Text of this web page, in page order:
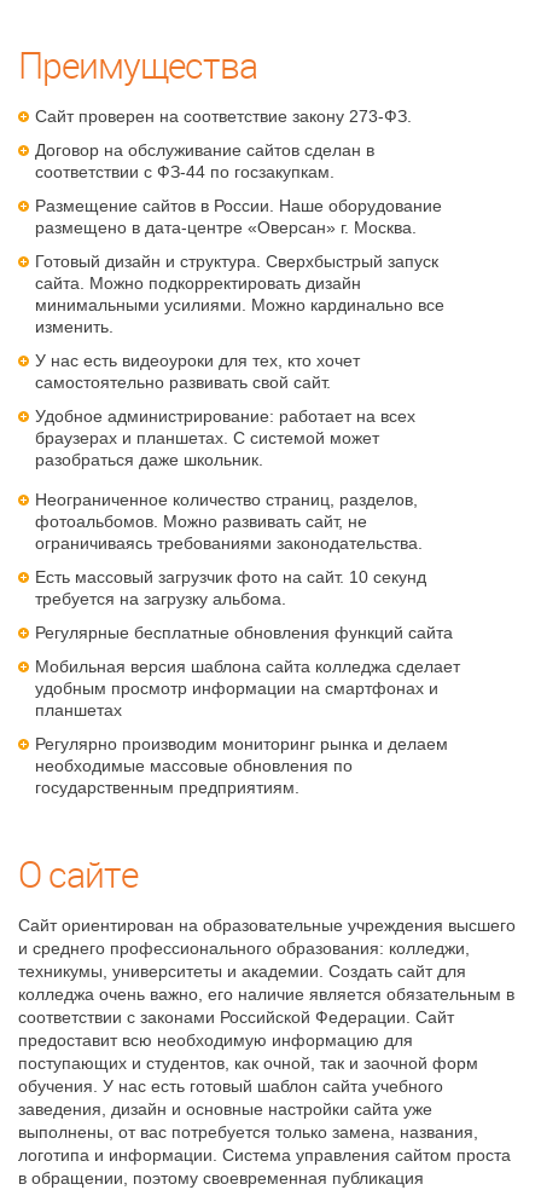
Преимущества
Сайт проверен на соответствие закону 273-ФЗ.
Договор на обслуживание сайтов сделан в
соответствии с ФЗ-44 по госзакупкам.
Размещение сайтов в России. Наше оборудование
размещено в дата-центре «Оверсан» г. Москва.
Готовый дизайн и структура. Сверхбыстрый запуск
сайта. Можно подкорректировать дизайн
минимальными усилиями. Можно кардинально все
изменить.
У нас есть видеоуроки для тех, кто хочет
самостоятельно развивать свой сайт.
Удобное администрирование: работает на всех
браузерах и планшетах. С системой может
разобраться даже школьник.
Неограниченное количество страниц, разделов,
фотоальбомов. Можно развивать сайт, не
ограничиваясь требованиями законодательства.
Есть массовый загрузчик фото на сайт. 10 секунд
требуется на загрузку альбома.
Регулярные бесплатные обновления функций сайта
Мобильная версия шаблона сайта колледжа сделает
удобным просмотр информации на смартфонах и
планшетах
Регулярно производим мониторинг рынка и делаем
необходимые массовые обновления по
государственным предприятиям.
О сайте
Сайт ориентирован на образовательные учреждения высшего
и среднего профессионального образования: колледжи,
техникумы, университеты и академии. Создать сайт для
колледжа очень важно, его наличие является обязательным в
соответствии с законами Российской Федерации. Сайт
предоставит всю необходимую информацию для
поступающих и студентов, как очной, так и заочной форм
обучения. У нас есть готовый шаблон сайта учебного
заведения, дизайн и основные настройки сайта уже
выполнены, от вас потребуется только замена, названия,
логотипа и информации. Система управления сайтом проста
в обращении, поэтому своевременная публикация